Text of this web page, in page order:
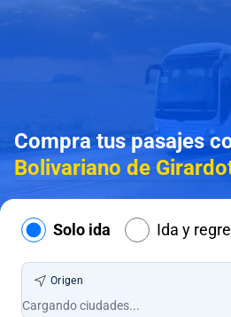
Compra tus pasajes
Bolivariano de
Solo ida Ida y
Origen